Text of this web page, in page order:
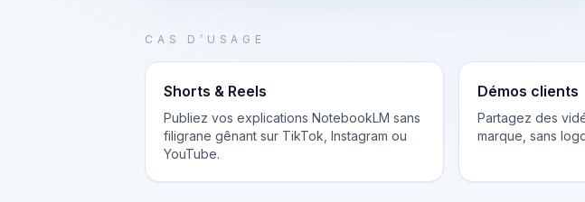
CAS D’USAGE
Shorts & Reels
Publiez vos explications NotebookLM sans
filigrane gênant sur TikTok, Instagram ou
YouTube.
Démos clients
Partagez des
marque, sans